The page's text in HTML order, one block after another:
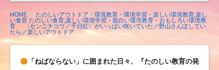
ト
HOME
たのしいアウトドア・環境教育・環境学習・楽しい環境教育,楽し
い食育 たのしい食育,楽しい環境学習・面白い環境教育・おもしろい環境教
育
〈センニチコウ／千日紅〉がいっぱい咲いていた／野山さんぽしてい
たら／楽しいアウトドア
「ねばならない」に囲まれた日々、『たのしい教育の発